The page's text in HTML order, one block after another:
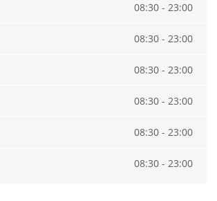
08:30 - 23:00
08:30 - 23:00
08:30 - 23:00
08:30 - 23:00
08:30 - 23:00
08:30 - 23:00